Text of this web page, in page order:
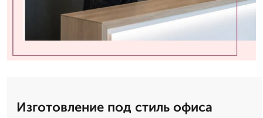
Изготовление под стиль офиса